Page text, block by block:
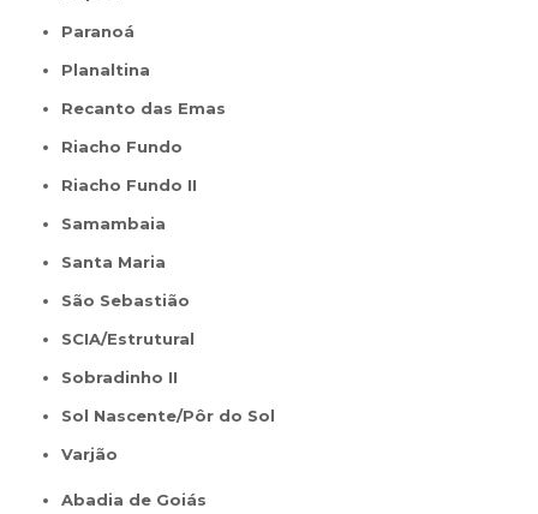
Paranoá
Planaltina
Recanto das Emas
Riacho Fundo
Riacho Fundo II
Samambaia
Santa Maria
São Sebastião
SCIA/Estrutural
Sobradinho II
Sol Nascente/Pôr do Sol
Varjão
Abadia de Goiás